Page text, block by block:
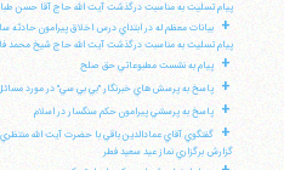
پيام تسليت به مناسبت درگذشت آيت الله حاج آقا حسن
+
بيانات معظم له در ابتداي درس اخلاق پيرامون حادثه
پيام تسليت به مناسبت درگذشت آيت الله حاج شيخ محمد
+ پيام به نشست مطبوعاتي حق صلح
+ پاسخ به پرسش هاي خبرنگار "بي بي سي" در مورد مسائل
+ پاسخ به پرسشي پيرامون حكم سنگسار در اسلام
+
گفتگوي آقاي عمادالدين باقي با حضرت آيت الله منتظري
گزارش برگزاري نماز عيد سعيد فطر